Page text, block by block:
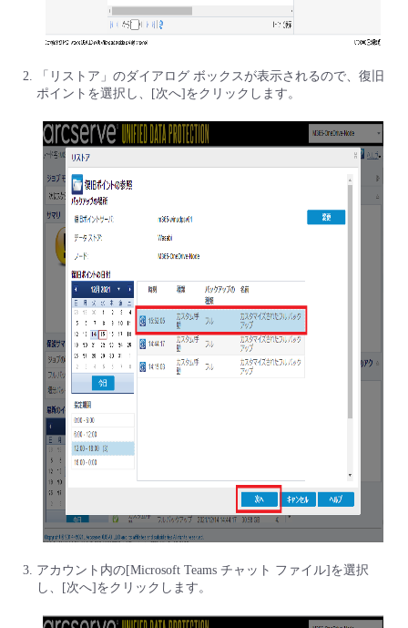
- Flexible InterConnect
「リストア」のダイアログ ボックスが表示されるので、復旧
ポイントを選択し、[次へ]をクリックします。
アカウント内の[Microsoft Teams チャット ファイル]を選択
し、[次へ]をクリックします。